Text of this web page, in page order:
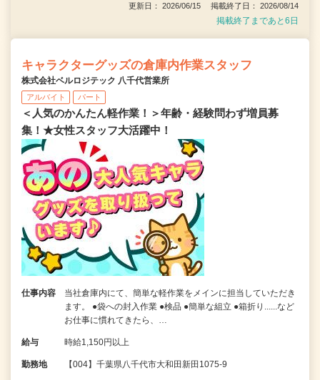
更新日： 2026/06/15 掲載終了日： 2026/08/14
掲載終了まであと6日
キャラクターグッズの倉庫内作業スタッフ
株式会社ベルロジテック 八千代営業所
アルバイト パート
＜人気のかんたん軽作業！＞年齢・経験問わず増員募
集！★女性スタッフ大活躍中！
仕事内容
当社倉庫内にて、簡単な軽作業をメインに担当していただき
ます。 ●袋への封入作業 ●検品 ●簡単な組立 ●箱折り......など
お仕事に慣れてきたら、…
給与 時給1,150円以上
勤務地 【004】千葉県八千代市大和田新田1075-9